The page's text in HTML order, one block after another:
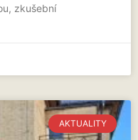
zkušební
AKTUALITY